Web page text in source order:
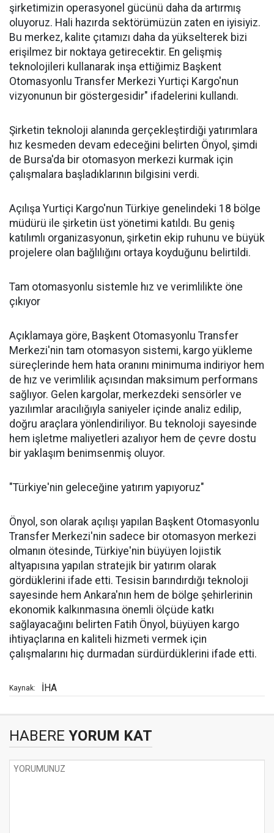
şirketimizin operasyonel gücünü daha da artırmış
oluyoruz. Hali hazırda sektörümüzün zaten en iyisiyiz.
Bu merkez, kalite çıtamızı daha da yükselterek bizi
erişilmez bir noktaya getirecektir. En gelişmiş
teknolojileri kullanarak inşa ettiğimiz Başkent
Otomasyonlu Transfer Merkezi Yurtiçi Kargo'nun
vizyonunun bir göstergesidir" ifadelerini kullandı.
Şirketin teknoloji alanında gerçekleştirdiği yatırımlara
hız kesmeden devam edeceğini belirten Önyol, şimdi
de Bursa'da bir otomasyon merkezi kurmak için
çalışmalara başladıklarının bilgisini verdi.
Açılışa Yurtiçi Kargo'nun Türkiye genelindeki 18 bölge
müdürü ile şirketin üst yönetimi katıldı. Bu geniş
katılımlı organizasyonun, şirketin ekip ruhunu ve büyük
projelere olan bağlılığını ortaya koyduğunu belirtildi.
Tam otomasyonlu sistemle hız ve verimlilikte öne
çıkıyor
Açıklamaya göre, Başkent Otomasyonlu Transfer
Merkezi'nin tam otomasyon sistemi, kargo yükleme
süreçlerinde hem hata oranını minimuma indiriyor hem
de hız ve verimlilik açısından maksimum performans
sağlıyor. Gelen kargolar, merkezdeki sensörler ve
yazılımlar aracılığıyla saniyeler içinde analiz edilip,
doğru araçlara yönlendiriliyor. Bu teknoloji sayesinde
hem işletme maliyetleri azalıyor hem de çevre dostu
bir yaklaşım benimsenmiş oluyor.
"Türkiye'nin geleceğine yatırım yapıyoruz"
Önyol, son olarak açılışı yapılan Başkent Otomasyonlu
Transfer Merkezi'nin sadece bir otomasyon merkezi
olmanın ötesinde, Türkiye'nin büyüyen lojistik
altyapısına yapılan stratejik bir yatırım olarak
gördüklerini ifade etti. Tesisin barındırdığı teknoloji
sayesinde hem Ankara'nın hem de bölge şehirlerinin
ekonomik kalkınmasına önemli ölçüde katkı
sağlayacağını belirten Fatih Önyol, büyüyen kargo
ihtiyaçlarına en kaliteli hizmeti vermek için
çalışmalarını hiç durmadan sürdürdüklerini ifade etti.
Kaynak: İHA
HABERE YORUM KAT